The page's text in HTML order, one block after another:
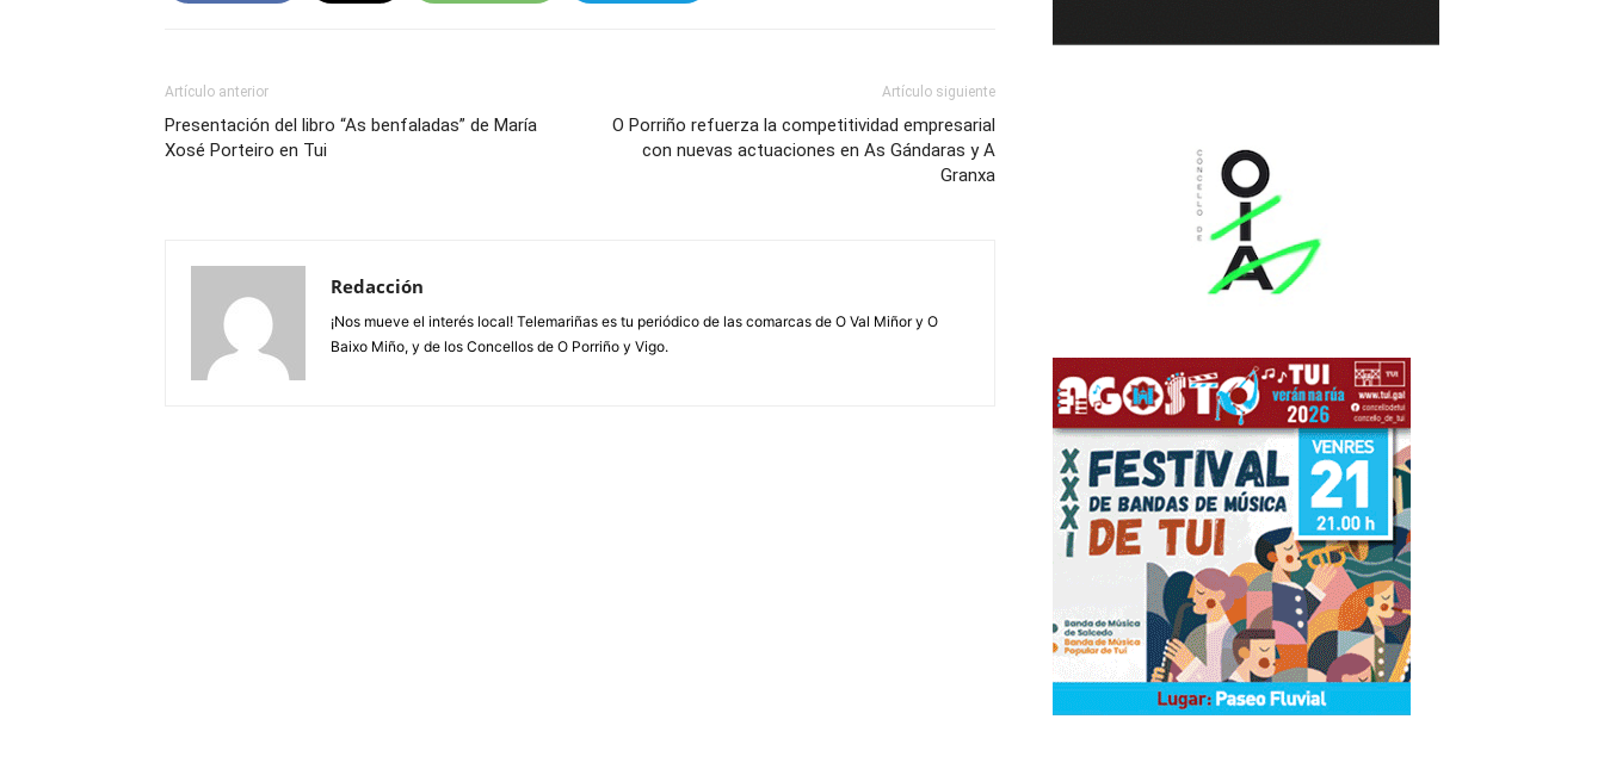
Artículo anterior
Presentación del libro “As benfaladas” de María
Xosé Porteiro en Tui
Artículo siguiente
O Porriño refuerza la competitividad empresarial
con nuevas actuaciones en As Gándaras y A
Granxa
Redacción
¡Nos mueve el interés local! Telemariñas es tu periódico de las comarcas de O Val Miñor y O
Baixo Miño, y de los Concellos de O Porriño y Vigo.